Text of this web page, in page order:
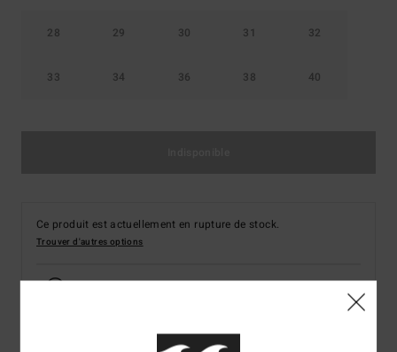
28 29 30 31 32
33 34 36 38 40
Ce produit est actuellement en rupture de stock.
Trouver d'autres options